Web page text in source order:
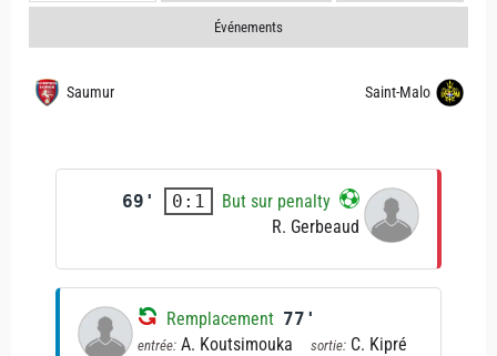
Événements
Saumur Saint-Malo
69' 0:1
But sur penalty
R. Gerbeaud
Remplacement 77'
entrée: A. Koutsimouka sortie: C. Kipré